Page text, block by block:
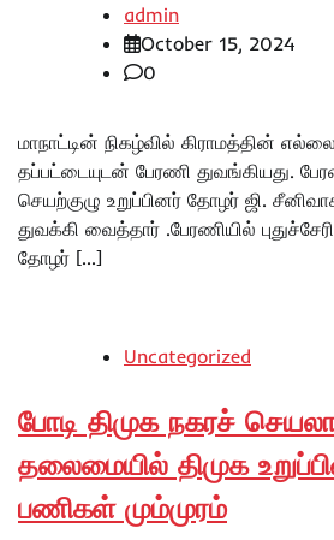
admin
October 15, 2024
0
மாநாட்டின் நிகழ்வில் கிராமத்தின்
தப்பட்டையுடன் பேரணி துவங்கியது.
செயற்குழு உறுப்பினர் தோழர் ஜி.
துவக்கி வைத்தார் .பேரணியில்
தோழர் […]
Uncategorized
போடி திமுக நகரச்
தலைமையில் திமுக
பணிகள் மும்முரம்